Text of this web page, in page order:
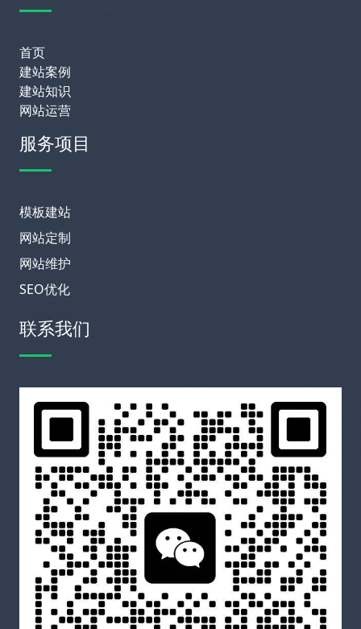
首页
建站案例
建站知识
网站运营
服务项目
模板建站
网站定制
网站维护
SEO优化
联系我们